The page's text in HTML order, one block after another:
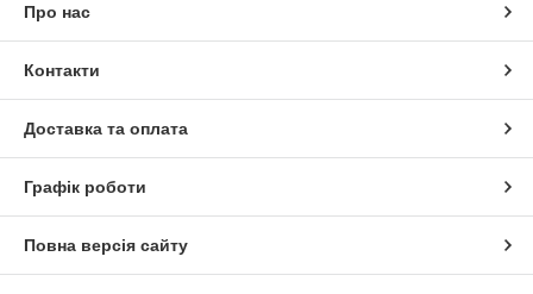
Про нас
Контакти
Доставка та оплата
Графік роботи
Повна версія сайту